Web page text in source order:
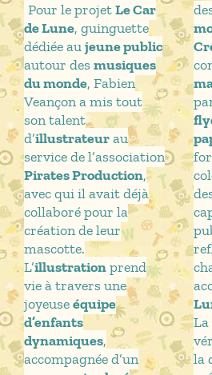
Pour le projetLe Car
de Lune, guinguette
dédiée aujeune public
autour desmusiques
du monde, Fabien
Veançon a mis tout
son talent
d’illustrateurau
service de l’association
Pirates Production,
avec qui il avait déjà
collaboré pour la
création de leur
mascotte.
L’illustrationprend
vie à travers une
joyeuseéquipe
d’enfants
dynamiques,
accompagnée d’un
la